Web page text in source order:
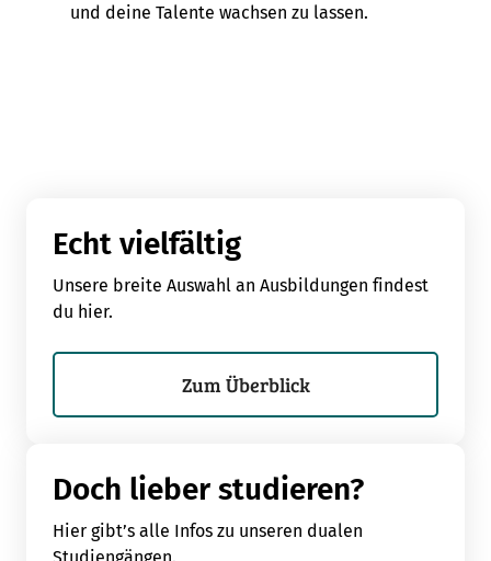
und deine Talente wachsen zu lassen.
Echt vielfältig
Unsere breite Auswahl an Ausbildungen findest
du hier.
Zum Überblick
Doch lieber studieren?
Hier gibt’s alle Infos zu unseren dualen